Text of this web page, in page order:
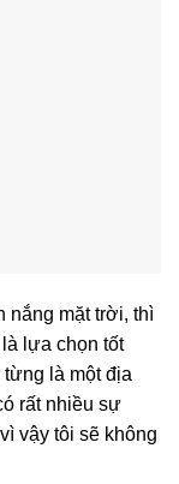
nắng mặt trời, thì
lựa chọn tốt
là một địa
rất nhiều sự
vậy tôi sẽ không